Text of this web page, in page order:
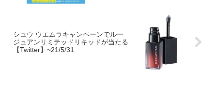
シュウ ウエムラキャンペーンでルー
ジュアンリミテッドリキッドが当たる
【Twitter】~21/5/31